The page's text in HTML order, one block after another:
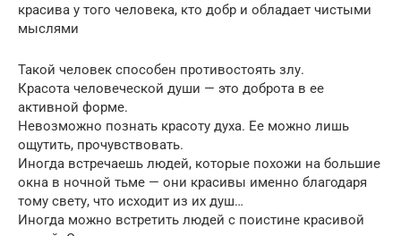
красива у того человека, кто добр и обладает чистыми
мыслями
Такой человек способен противостоять злу.
Красота человеческой души — это доброта в ее
активной форме.
Невозможно познать красоту духа. Ее можно лишь
ощутить, прочувствовать.
Иногда встречаешь людей, которые похожи на большие
окна в ночной тьме — они красивы именно благодаря
тому свету, что исходит из их душ…
Иногда можно встретить людей с поистине красивой